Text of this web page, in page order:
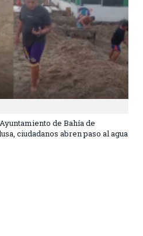
de Bahía de
ciudadanos abren paso al agua